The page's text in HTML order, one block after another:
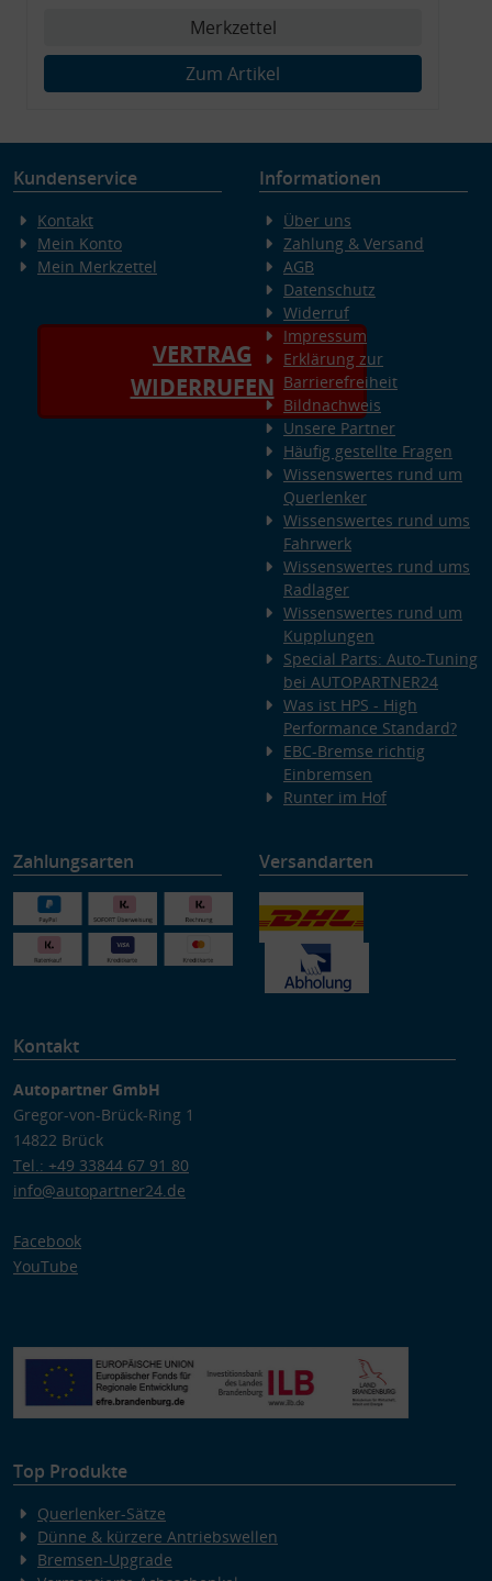
Merkzettel
Zum Artikel
Kundenservice
Kontakt
Mein Konto
Mein Merkzettel
VERTRAG
WIDERRUFEN
Informationen
Über uns
Zahlung & Versand
AGB
Datenschutz
Widerruf
Impressum
Erklärung zur
Barrierefreiheit
Bildnachweis
Unsere Partner
Häufig gestellte Fragen
Wissenswertes rund um
Querlenker
Wissenswertes rund ums
Fahrwerk
Wissenswertes rund ums
Radlager
Wissenswertes rund um
Kupplungen
Special Parts: Auto-Tuning
bei AUTOPARTNER24
Was ist HPS - High
Performance Standard?
EBC-Bremse richtig
Einbremsen
Runter im Hof
Zahlungsarten Versandarten
Kontakt
Autopartner GmbH
Gregor-von-Brück-Ring 1
14822 Brück
Tel.: +49 33844 67 91 80
info@autopartner24.de
Facebook
YouTube
Top Produkte
Querlenker-Sätze
Dünne & kürzere Antriebswellen
Bremsen-Upgrade